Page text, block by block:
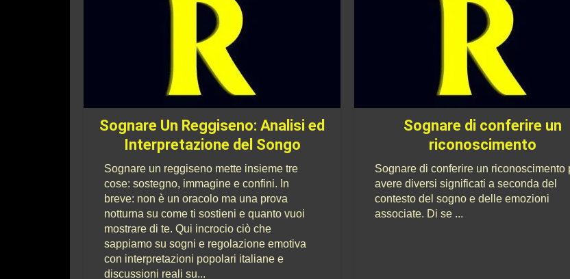
Sognare Un Reggiseno: Analisi ed
Interpretazione del Songo
Sognare un reggiseno mette insieme tre
cose: sostegno, immagine e confini. In
breve: non è un oracolo ma una prova
notturna su come ti sostieni e quanto vuoi
mostrare di te. Qui incrocio ciò che
sappiamo su sogni e regolazione emotiva
con interpretazioni popolari italiane e
discussioni reali su...
Sognare di conferire un
riconoscimento
Sognare di conferire un riconoscimento
avere diversi significati a seconda del
contesto del sogno e delle emozioni
associate. Di se ...